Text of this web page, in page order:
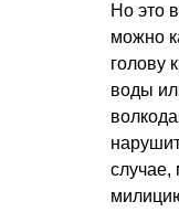
Но это
можно
голову
воды
случае,